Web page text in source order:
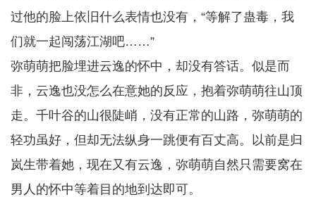
过他的脸上依旧什么表情也没有，“等解了蛊毒，我
们就一起闯荡江湖吧……”
弥萌萌把脸埋进云逸的怀中，却没有答话。似是而
非，云逸也没怎么在意她的反应，抱着弥萌萌往山顶
走。千叶谷的山很陡峭，没有正常的山路，弥萌萌的
轻功虽好，但却无法纵身一跳便有百丈高。以前是归
岚生带着她，现在又有云逸，弥萌萌自然只需要窝在
男人的怀中等着目的地到达即可。